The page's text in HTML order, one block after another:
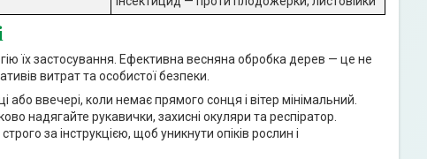
їх застосування. Ефективна весняна обробка дерев — це не
витрат та особистої безпеки.
ввечері, коли немає прямого сонця і вітер мінімальний.
надягайте рукавички, захисні окуляри та респіратор.
за інструкцією, щоб уникнути опіків рослин і